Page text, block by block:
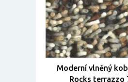
Moderní vlněný
Rocks terrazzo